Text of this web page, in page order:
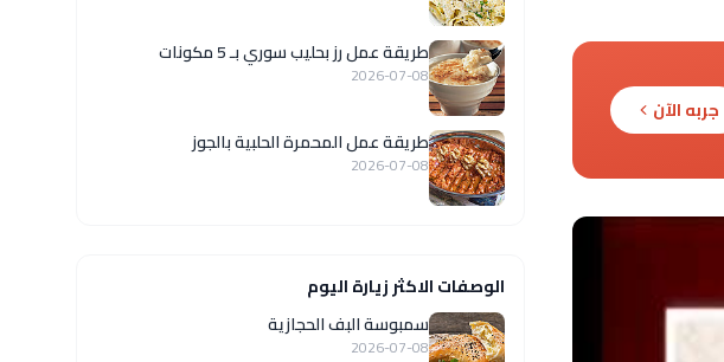
جربه الآن
طريقة عمل رز بحليب سوري بـ 5 مكونات
2026-07-08
طريقة عمل المحمرة الحلبية بالجوز
2026-07-08
الوصفات الاكثر زيارة اليوم
سمبوسة البف الحجازية
2026-07-08